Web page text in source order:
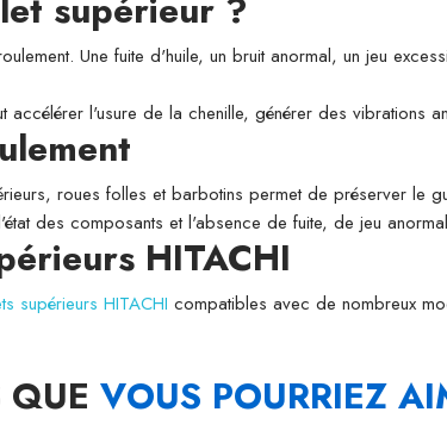
Une fuite d'huile, un bruit anormal, un jeu
accélérer l'usure de la chenille, générer des vibrations
roues folles et barbotins permet de préserver le
des composants et l'absence de fuite, de jeu
HITACHI
supérieurs HITACHI compatibles avec de nombreux
QUE VOUS POURRIEZ